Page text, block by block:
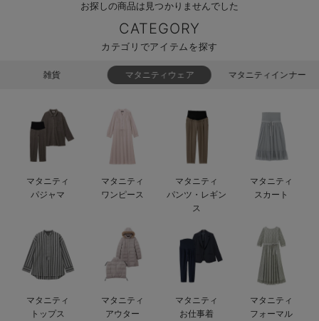
骨盤・マタニティベルト （妊娠中・産後）
マタニティ 腹巻き
【アウトレット】ベビー
ブラトップ
快適機能ウェア特集 トップス
快適機能ウェア特集 ボトムス
快適機能ウェア特集 パジャマ
安心の日本製。先輩ママが買ってよかった！本当に必要な出産準備品
ハレの日に着るANGELIEBEのセレモニー
買って正解！高評価レビューアイテム
インナー
ベビー
MAX55%OFF ブラックフ
王道シンプル派
カジュアル
あったかアイテム｜
男の子におススメの
もらって嬉しいギフト
何枚あっても嬉しい
長く使えるアイテム
お部屋映えアイテム
カップ付きインナー
裏起毛素材
お探しの商品は見つかりませんでした
CATEGORY
カテゴリでアイテムを探す
雑貨 マタニティウェア マタニティインナー
マタニティ
パジャマ
マタニティ
ワンピース
マタニティ
パンツ・レギン
ス
マタニティ
スカート
マタニティ
トップス
マタニティ
アウター
マタニティ
お仕事着
マタニティ
フォーマル